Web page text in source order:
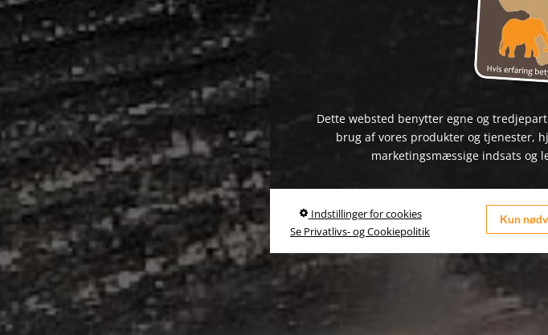
Dette websted benytter egne og
brug af vores produkter og tjenester,
marketingsmæssige indsats og
Indstillinger for cookies
Se Privatlivs- og Cookiepolitik
Kun